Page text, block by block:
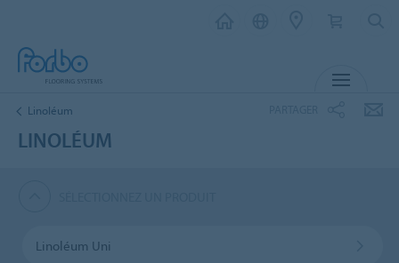
Linoléum
LINOLÉUM
Linoléum Uni